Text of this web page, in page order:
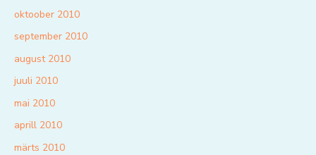
oktoober 2010
september 2010
august 2010
juuli 2010
mai 2010
aprill 2010
märts 2010